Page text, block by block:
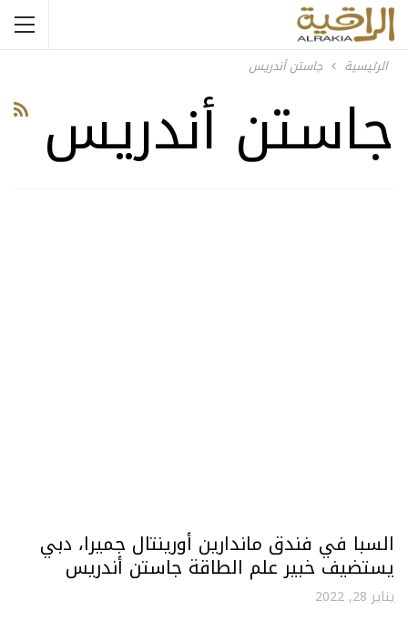
الرئيسية جاستن أندريس
جاستن أندريس
السبا في فندق ماندارين أورينتال جميرا، دبي
يستضيف خبير علم الطاقة جاستن أندريس
يناير 28, 2022